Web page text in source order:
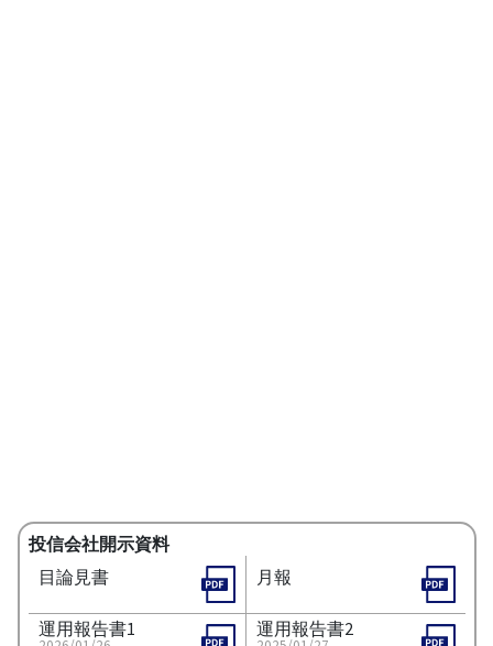
投信会社開示資料
目論見書
月報
運用報告書1 運用報告書2